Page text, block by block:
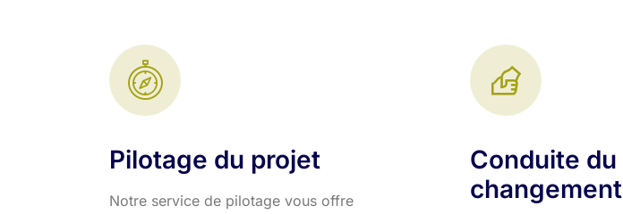
Pilotage du projet
Notre service de pilotage vous offre
Conduite du
changement